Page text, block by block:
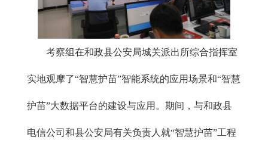
考察组在和政县公安局城关派出所综合指挥室
实地观摩了“智慧护苗”智能系统的应用场景和“智慧
护苗”大数据平台的建设与应用。 期间，与和政县
电信公司和县公安局有关负责人就“智慧护苗”工程